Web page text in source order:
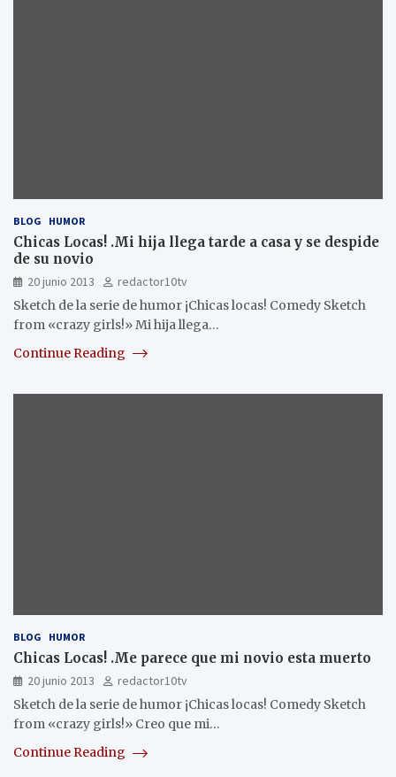
BLOG HUMOR
Chicas Locas! .Mi hija llega tarde a casa y se despide
de su novio
20 junio 2013
redactor10tv
Sketch de la serie de humor ¡Chicas locas! Comedy Sketch
from «crazy girls!» Mi hija llega…
Continue Reading
BLOG HUMOR
Chicas Locas! .Me parece que mi novio esta muerto
20 junio 2013
redactor10tv
Sketch de la serie de humor ¡Chicas locas! Comedy Sketch
from «crazy girls!» Creo que mi…
Continue Reading